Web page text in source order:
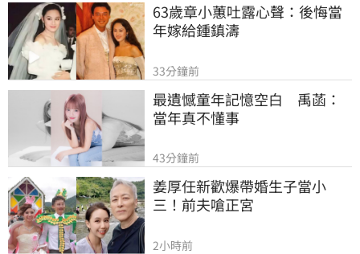
63歲章小蕙吐露心聲：後悔當
年嫁給鍾鎮濤
33分鐘前
最遺憾童年記憶空白　禹菡：
當年真不懂事
43分鐘前
姜厚任新歡爆帶婚生子當小
三！前夫嗆正宮
2小時前